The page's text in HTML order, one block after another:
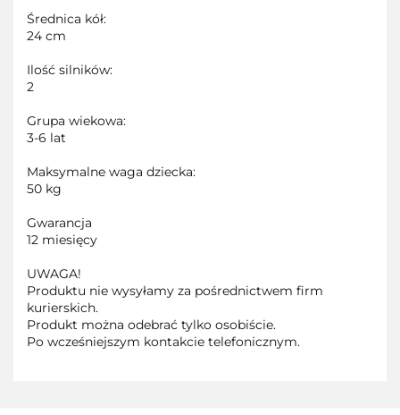
Średnica kół:
24 cm
Ilość silników:
2
Grupa wiekowa:
3-6 lat
Maksymalne waga dziecka:
50 kg
Gwarancja
12 miesięcy
UWAGA!
Produktu nie wysyłamy za pośrednictwem firm
kurierskich.
Produkt można odebrać tylko osobiście.
Po wcześniejszym kontakcie telefonicznym.